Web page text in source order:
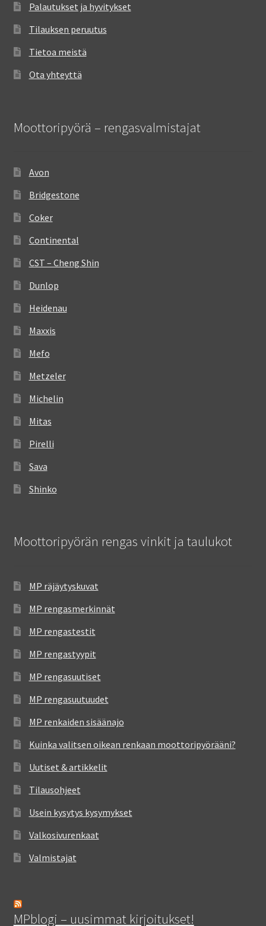
Palautukset ja hyvitykset
Tilauksen peruutus
Tietoa meistä
Ota yhteyttä
Moottoripyörä – rengasvalmistajat
Avon
Bridgestone
Coker
Continental
CST – Cheng Shin
Dunlop
Heidenau
Maxxis
Mefo
Metzeler
Michelin
Mitas
Pirelli
Sava
Shinko
Moottoripyörän rengas vinkit ja taulukot
MP räjäytyskuvat
MP rengasmerkinnät
MP rengastestit
MP rengastyypit
MP rengasuutiset
MP rengasuutuudet
MP renkaiden sisäänajo
Kuinka valitsen oikean renkaan moottoripyörääni?
Uutiset & artikkelit
Tilausohjeet
Usein kysytys kysymykset
Valkosivurenkaat
Valmistajat
MPblogi – uusimmat kirjoitukset!